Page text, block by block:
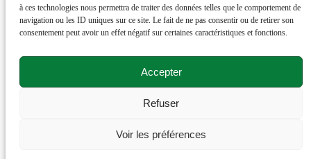
à ces technologies nous permettra de traiter des données telles que le comportement de
navigation ou les ID uniques sur ce site. Le fait de ne pas consentir ou de retirer son
consentement peut avoir un effet négatif sur certaines caractéristiques et fonctions.
Accepter
Refuser
Voir les préférences
réalisé parNetactions